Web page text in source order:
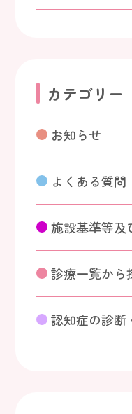
カテゴリー
お知らせ
よくある質問
施設基準等及
診療一覧から
認知症の診断